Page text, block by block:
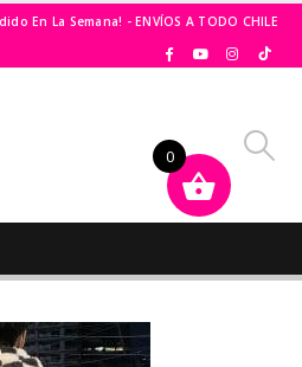
En La Semana! - ENVÍOS A TODO CHILE
0